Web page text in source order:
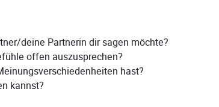
deine Partnerin dir sagen möchte?
offen auszusprechen?
hast?
kannst?